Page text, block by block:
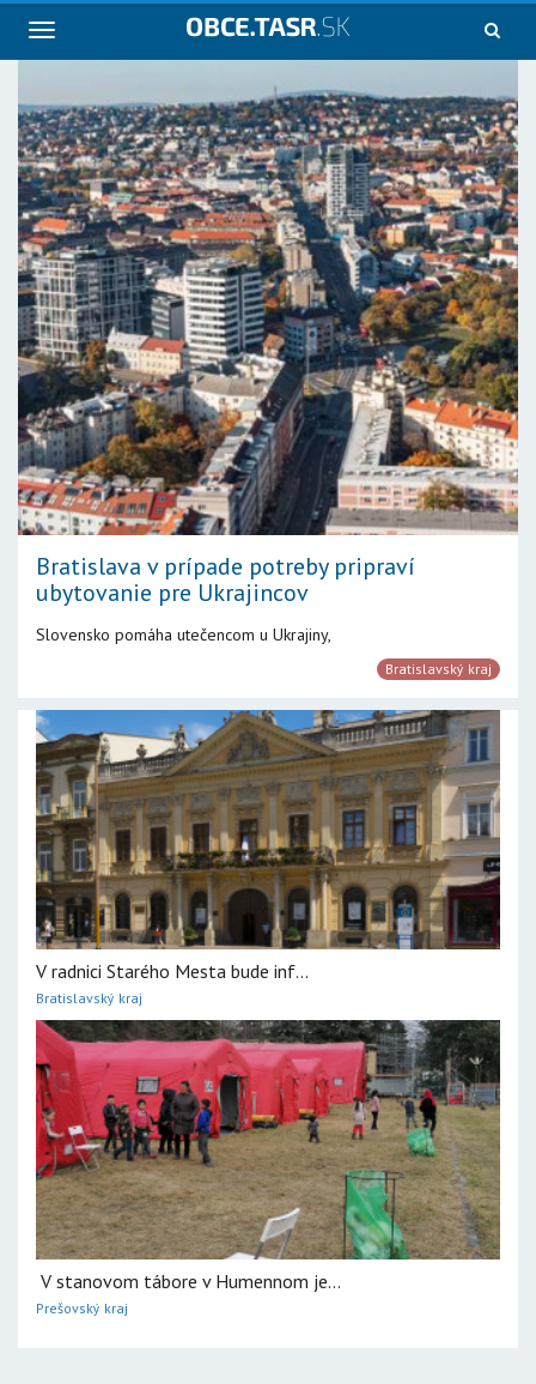
Navigácia
Bratislava v prípade potreby pripraví
ubytovanie pre Ukrajincov
Slovensko pomáha utečencom u Ukrajiny,
Bratislavský kraj
V radnici Starého Mesta bude inf...
Bratislavský kraj
V stanovom tábore v Humennom je...
Prešovský kraj